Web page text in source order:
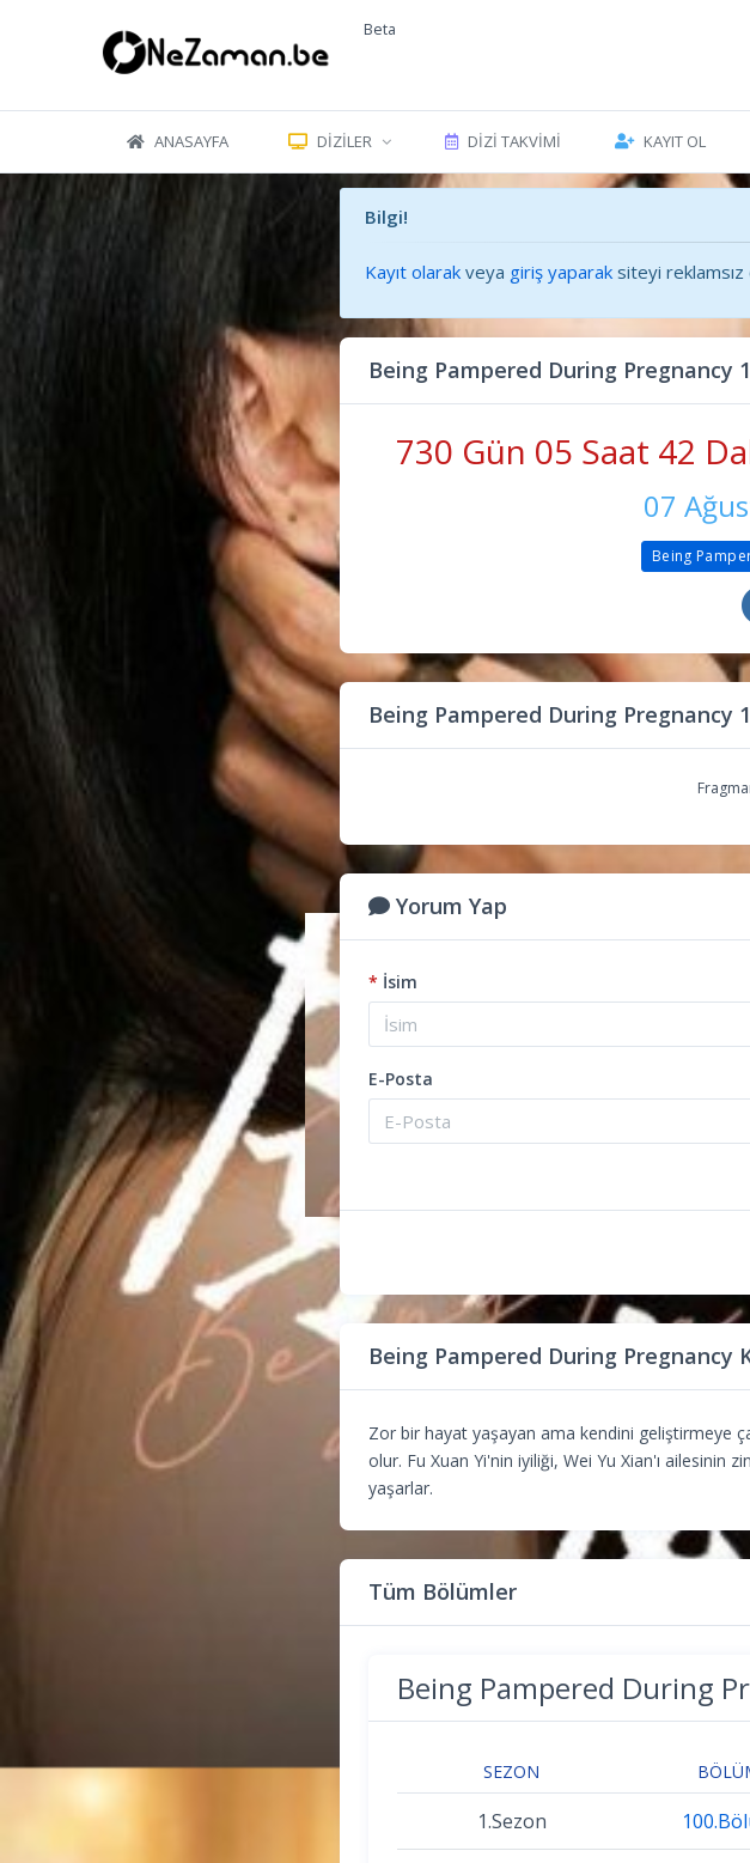
Beta
ANASAYFA DIZILER DIZI TAKVIMI KAYIT OL
Bilgi!
Kayıt olarak veya giriş yaparak siteyi reklamsız
Being Pampered During Pregnancy
730 Gün 05 Saat 42
07
Being
Being Pampered During Pregnancy
Yorum Yap
* İsim
E-Posta
Being Pampered During Pregnancy
Zor bir hayat yaşayan ama kendini geliştirmeye
olur. Fu Xuan Yi'nin iyiliği, Wei Yu Xian'ı ailesinin
yaşarlar.
Tüm Bölümler
Being Pampered During
SEZON
1.Sezon